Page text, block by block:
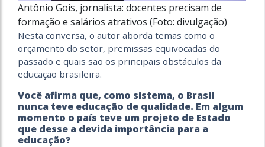
Antônio Gois, jornalista: docentes precisam de
formação e salários atrativos (Foto: divulgação)
Nesta conversa, o autor aborda temas como o
orçamento do setor, premissas equivocadas do
passado e quais são os principais obstáculos da
educação brasileira.
Você afirma que, como sistema, o Brasil
nunca teve educação de qualidade. Em algum
momento o país teve um projeto de Estado
que desse a devida importância para a
educação?